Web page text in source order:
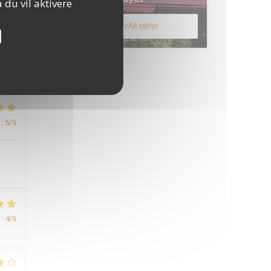
du vil aktivere
: 4/5
: 5/5
: 4/5
OPPDAG VÅR MENY